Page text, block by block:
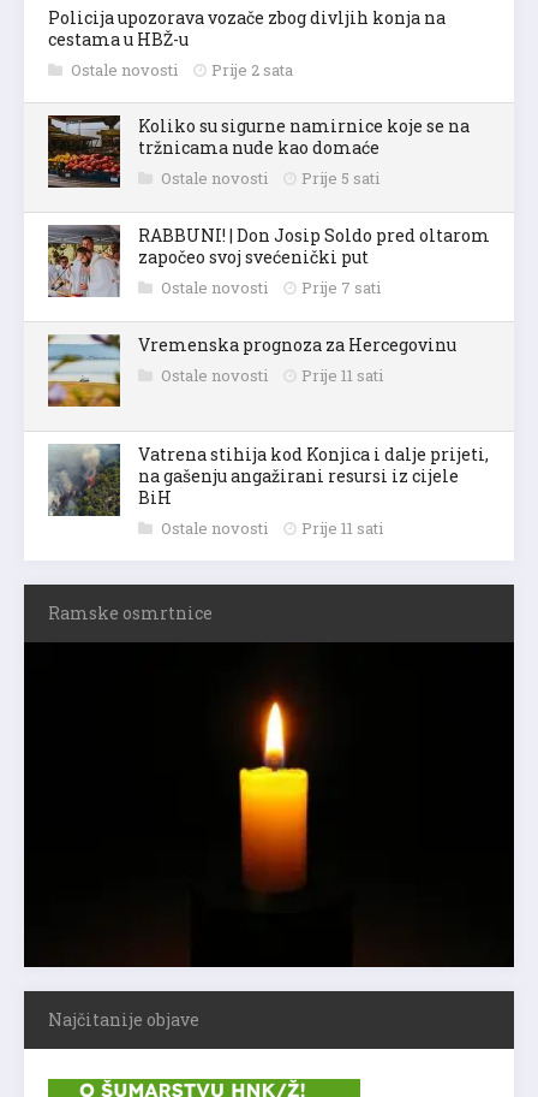
Policija upozorava vozače zbog divljih konja na
cestama u HBŽ-u
Ostale novosti Prije 2 sata
Koliko su sigurne namirnice koje se na
tržnicama nude kao domaće
Ostale novosti Prije 5 sati
RABBUNI! | Don Josip Soldo pred oltarom
započeo svoj svećenički put
Ostale novosti Prije 7 sati
Vremenska prognoza za Hercegovinu
Ostale novosti Prije 11 sati
Vatrena stihija kod Konjica i dalje prijeti,
na gašenju angažirani resursi iz cijele
BiH
Ostale novosti Prije 11 sati
Ramske osmrtnice
Najčitanije objave